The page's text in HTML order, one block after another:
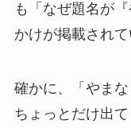
も「なぜ題名が
かけが掲載されて
確かに、「やま
ちょっとだけ出